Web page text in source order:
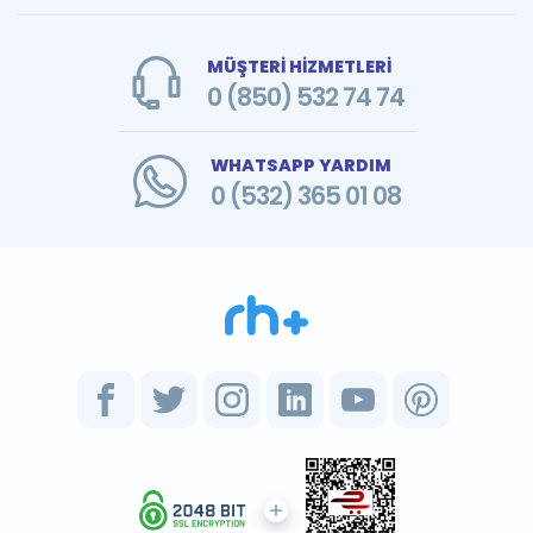
MÜŞTERİ HİZMETLERİ
0 (850) 532 74 74
WHATSAPP YARDIM
0 (532) 365 01 08